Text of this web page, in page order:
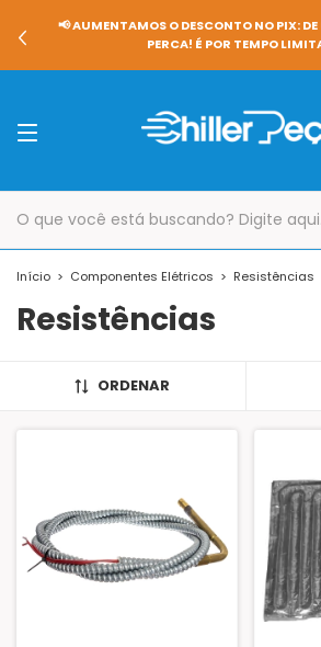
📢 AUMENTAMOS O DESCONTO NO PIX:
PERCA! É POR TEMPO
Início > Componentes Elétricos > Resistências
Resistências
ORDENAR